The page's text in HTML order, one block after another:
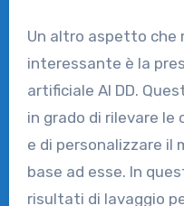
Un altro aspetto che
interessante è la
artificiale AI DD.
in grado di rilevare
e di personalizzare il
base ad esse. In
risultati di lavaggio